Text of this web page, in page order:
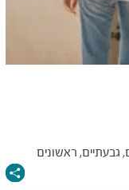
גבעתיים, ראשונים